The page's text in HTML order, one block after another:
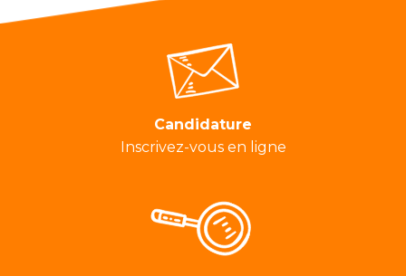
Candidature
Inscrivez-vous en ligne